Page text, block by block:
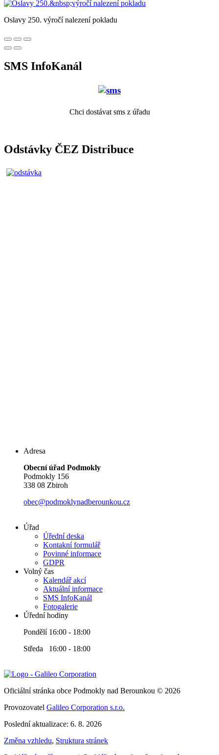
Oslavy 250. výročí nalezení pokladu
SMS InfoKanál
Chci dostávat sms z úřadu
Odstávky ČEZ Distribuce
Adresa
Obecní úřad Podmokly
Podmokly 156
338 08 Zbiroh
obec@podmoklynadberounkou.cz
Úřad
Úřední deska
Kontakní formulář
Povinné informace
GDPR
Volný čas
Kalendář akcí
Aktuální informace
SMS InfoKanál
Fotogalerie
Úřední hodiny
Pondělí 16:00 - 18:00
Středa 16:00 - 18:00
Oficiální stránka obce Podmokly nad Berounkou © 2026
Provozovatel Galileo Corporation s.r.o.
Poslední aktualizace: 6. 8. 2026
Změna vzhledu, Struktura stránek